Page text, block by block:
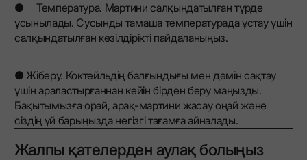
● Температура. Мартини салқындатылған түрде
ұсынылады. Сусынды тамаша температурада ұстау үшін
салқындатылған көзілдірікті пайдаланыңыз.
● Жіберу. Коктейльдің балғындығы мен дәмін сақтау
үшін араластырғаннан кейін бірден беру маңызды.
Бақытымызға орай, арақ-мартини жасау оңай және
сіздің үй барыңызда негізгі тағамға айналады.
Жалпы қателерден аулақ болыңыз